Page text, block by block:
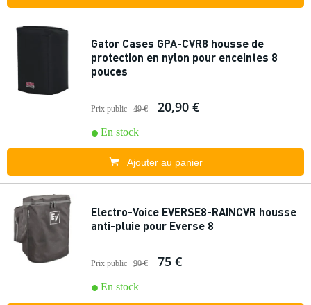
Gator Cases GPA-CVR8 housse de
protection en nylon pour enceintes 8
pouces
Prix public 49 € 20,90 €
En stock
Ajouter au panier
Electro-Voice EVERSE8-RAINCVR housse
anti-pluie pour Everse 8
Prix public 90 € 75 €
En stock